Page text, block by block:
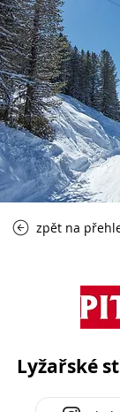
zpět na
Lyžařské